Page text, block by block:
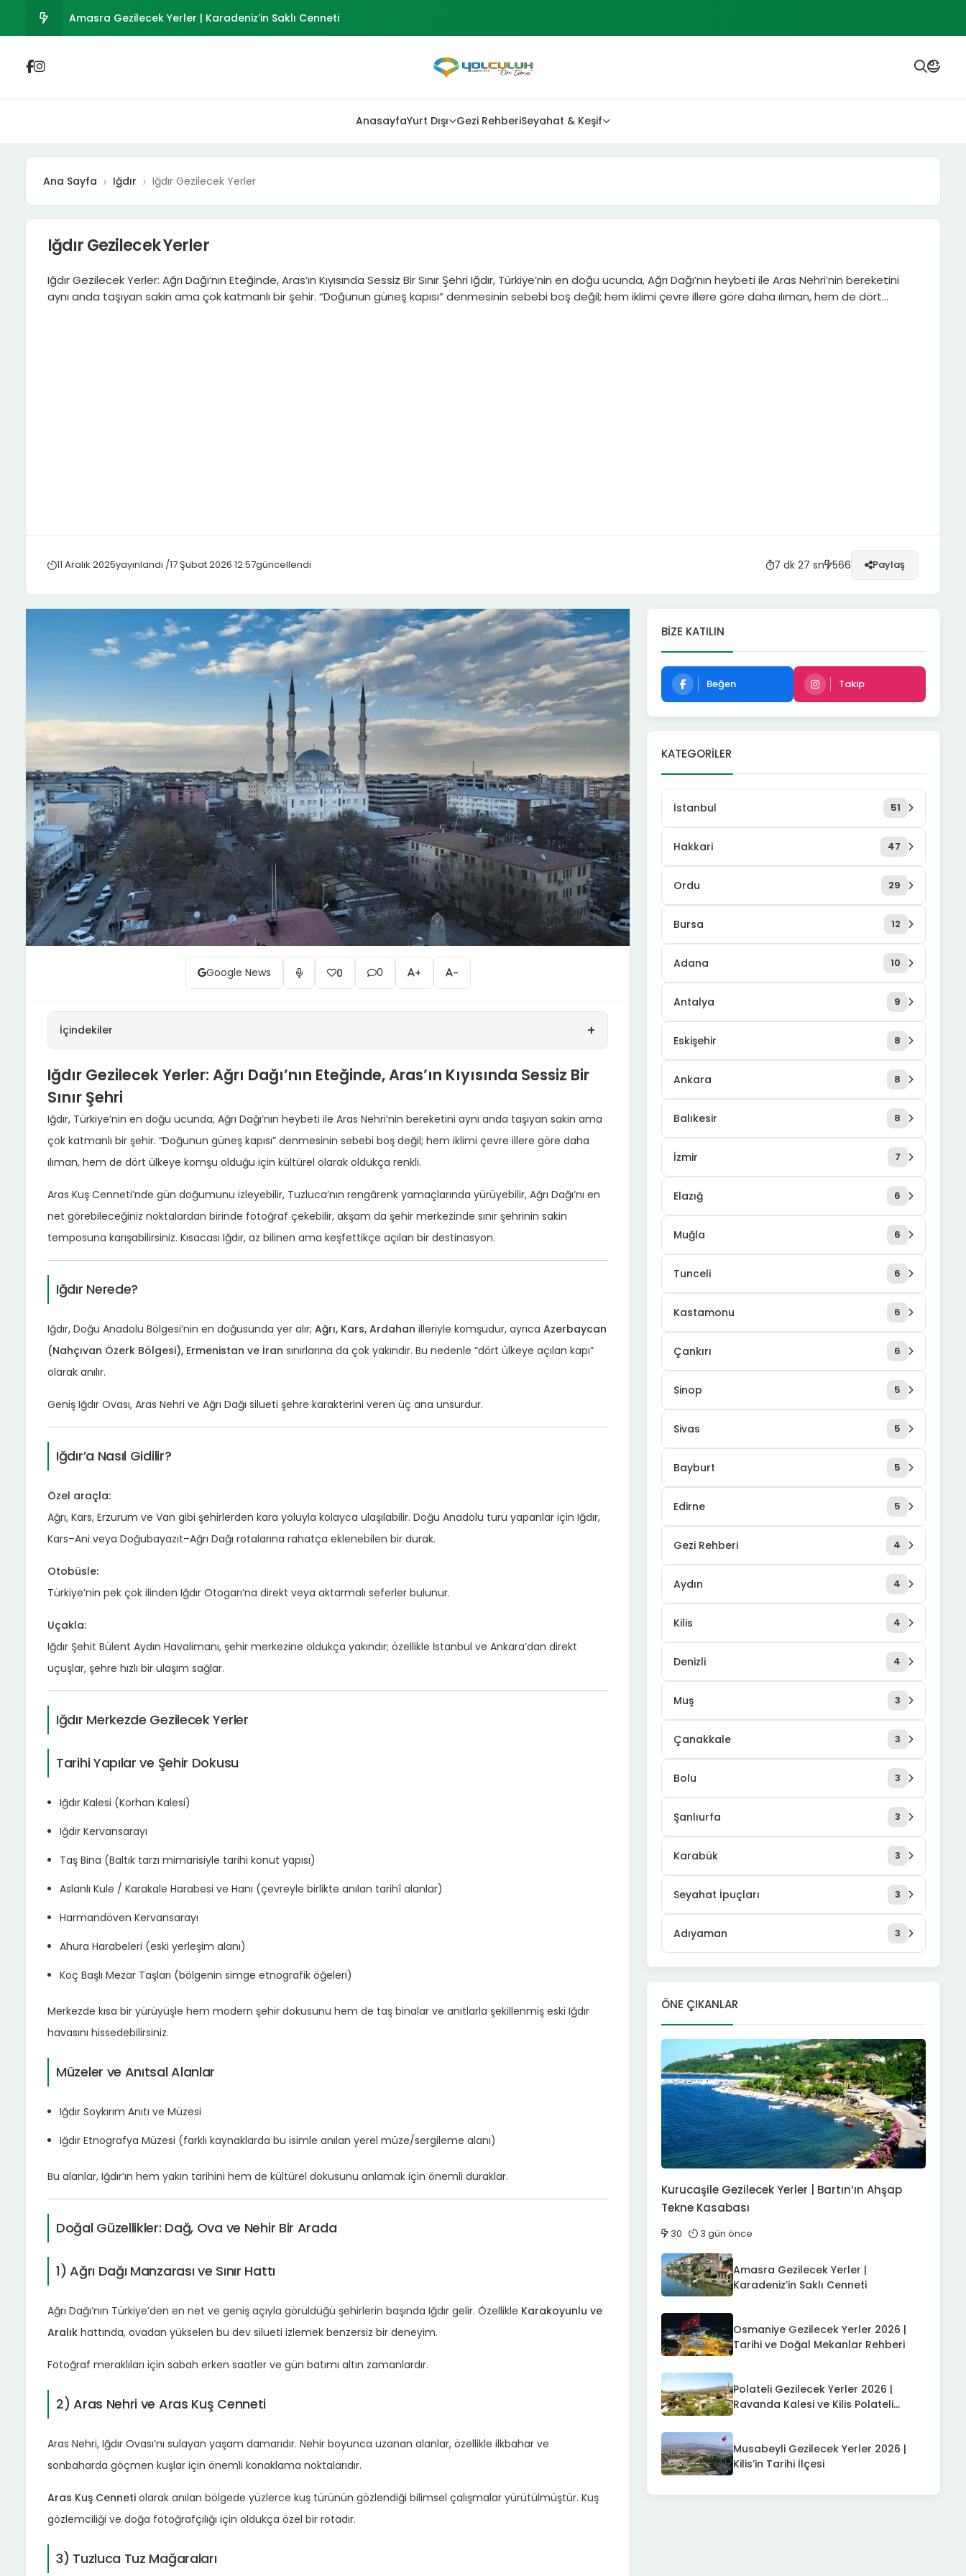
Amasra Gezilecek Yerler | Karadeniz’in Saklı Cenneti
Osmaniye Gezilecek Yerler 2026 | Tarihi ve Doğal Mekanlar Rehberi
AnasayfaYurt Dışı Gezi RehberiSeyahat & Keşif
Ana Sayfa Iğdır Iğdır Gezilecek Yerler
Iğdır Gezilecek Yerler
Iğdır Gezilecek Yerler: Ağrı Dağı’nın Eteğinde, Aras’ın Kıyısında Sessiz Bir Sınır Şehri Iğdır, Türkiye’nin en doğu ucunda, Ağrı Dağı’nın heybeti ile Aras Nehri’nin bereketini
aynı anda taşıyan sakin ama çok katmanlı bir şehir. “Doğunun güneş kapısı” denmesinin sebebi boş değil; hem iklimi çevre illere göre daha ılıman, hem de dört...
11 Aralık 2025yayınlandı /17 Şubat 2026 12:57güncellendi 7 dk 27 sn 566 Paylaş
Google News 0 0 + -
İçindekiler +
Iğdır Gezilecek Yerler: Ağrı Dağı’nın Eteğinde, Aras’ın Kıyısında Sessiz Bir
Sınır Şehri
Iğdır, Türkiye’nin en doğu ucunda, Ağrı Dağı’nın heybeti ile Aras Nehri’nin bereketini aynı anda taşıyan sakin ama
çok katmanlı bir şehir. “Doğunun güneş kapısı” denmesinin sebebi boş değil; hem iklimi çevre illere göre daha
ılıman, hem de dört ülkeye komşu olduğu için kültürel olarak oldukça renkli.
Aras Kuş Cenneti’nde gün doğumunu izleyebilir, Tuzluca’nın rengârenk yamaçlarında yürüyebilir, Ağrı Dağı’nı en
net görebileceğiniz noktalardan birinde fotoğraf çekebilir, akşam da şehir merkezinde sınır şehrinin sakin
temposuna karışabilirsiniz. Kısacası Iğdır, az bilinen ama keşfettikçe açılan bir destinasyon.
Iğdır Nerede?
Iğdır, Doğu Anadolu Bölgesi’nin en doğusunda yer alır; Ağrı, Kars, Ardahan illeriyle komşudur, ayrıca Azerbaycan
(Nahçıvan Özerk Bölgesi), Ermenistan ve İran sınırlarına da çok yakındır. Bu nedenle “dört ülkeye açılan kapı”
olarak anılır.
Geniş Iğdır Ovası, Aras Nehri ve Ağrı Dağı silueti şehre karakterini veren üç ana unsurdur.
Iğdır’a Nasıl Gidilir?
Özel araçla:
Ağrı, Kars, Erzurum ve Van gibi şehirlerden kara yoluyla kolayca ulaşılabilir. Doğu Anadolu turu yapanlar için Iğdır,
Kars–Ani veya Doğubayazıt–Ağrı Dağı rotalarına rahatça eklenebilen bir durak.
Otobüsle:
Türkiye’nin pek çok ilinden Iğdır Otogarı’na direkt veya aktarmalı seferler bulunur.
Uçakla:
Iğdır Şehit Bülent Aydın Havalimanı, şehir merkezine oldukça yakındır; özellikle İstanbul ve Ankara’dan direkt
uçuşlar, şehre hızlı bir ulaşım sağlar.
Iğdır Merkezde Gezilecek Yerler
Tarihi Yapılar ve Şehir Dokusu
Iğdır Kalesi (Korhan Kalesi)
Iğdır Kervansarayı
Taş Bina (Baltık tarzı mimarisiyle tarihi konut yapısı)
Aslanlı Kule / Karakale Harabesi ve Hanı (çevreyle birlikte anılan tarihî alanlar)
Harmandöven Kervansarayı
Ahura Harabeleri (eski yerleşim alanı)
Koç Başlı Mezar Taşları (bölgenin simge etnografik öğeleri)
Merkezde kısa bir yürüyüşle hem modern şehir dokusunu hem de taş binalar ve anıtlarla şekillenmiş eski Iğdır
havasını hissedebilirsiniz.
Müzeler ve Anıtsal Alanlar
Iğdır Soykırım Anıtı ve Müzesi
Iğdır Etnografya Müzesi (farklı kaynaklarda bu isimle anılan yerel müze/sergileme alanı)
Bu alanlar, Iğdır’ın hem yakın tarihini hem de kültürel dokusunu anlamak için önemli duraklar.
Doğal Güzellikler: Dağ, Ova ve Nehir Bir Arada
1) Ağrı Dağı Manzarası ve Sınır Hattı
Ağrı Dağı’nın Türkiye’den en net ve geniş açıyla görüldüğü şehirlerin başında Iğdır gelir. Özellikle Karakoyunlu ve
Aralık hattında, ovadan yükselen bu dev silueti izlemek benzersiz bir deneyim.
Fotoğraf meraklıları için sabah erken saatler ve gün batımı altın zamanlardır.
2) Aras Nehri ve Aras Kuş Cenneti
Aras Nehri, Iğdır Ovası’nı sulayan yaşam damarıdır. Nehir boyunca uzanan alanlar, özellikle ilkbahar ve
sonbaharda göçmen kuşlar için önemli konaklama noktalarıdır.
Aras Kuş Cenneti olarak anılan bölgede yüzlerce kuş türünün gözlendiği bilimsel çalışmalar yürütülmüştür. Kuş
gözlemciliği ve doğa fotoğrafçılığı için oldukça özel bir rotadır.
3) Tuzluca Tuz Mağaraları
BIZE KATILIN
Beğen Takip
KATEGORILER
İstanbul 51
Hakkari 47
Ordu 29
Bursa 12
Adana 10
Antalya 9
Eskişehir 8
Ankara 8
Balıkesir 8
İzmir 7
Elazığ 6
Muğla 6
Tunceli 6
Kastamonu 6
Çankırı 6
Sinop 5
Sivas 5
Bayburt 5
Edirne 5
Gezi Rehberi 4
Aydın 4
Kilis 4
Denizli 4
Muş 3
Çanakkale 3
Bolu 3
Şanlıurfa 3
Karabük 3
Seyahat İpuçları 3
Adıyaman 3
ÖNE ÇIKANLAR
Kurucaşile Gezilecek Yerler | Bartın’ın Ahşap
Tekne Kasabası
30 3 gün önce
Amasra Gezilecek Yerler |
Karadeniz’in Saklı Cenneti
Osmaniye Gezilecek Yerler 2026 |
Tarihi ve Doğal Mekanlar Rehberi
Polateli Gezilecek Yerler 2026 |
Ravanda Kalesi ve Kilis Polateli
Musabeyli Gezilecek Yerler 2026 |
Kilis’in Tarihi İlçesi